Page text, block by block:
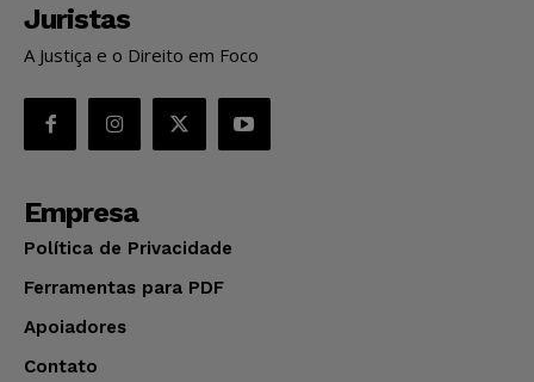
Juristas
A Justiça e o Direito em Foco
Empresa
Política de Privacidade
Ferramentas para PDF
Apoiadores
Contato